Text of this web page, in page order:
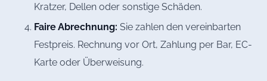
Kratzer, Dellen oder sonstige Schäden.
Faire Abrechnung: Sie zahlen den vereinbarten
Festpreis. Rechnung vor Ort, Zahlung per Bar, EC-
Karte oder Überweisung.